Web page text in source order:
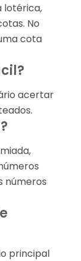
lotérica,
No
cota
acertar
números
principal